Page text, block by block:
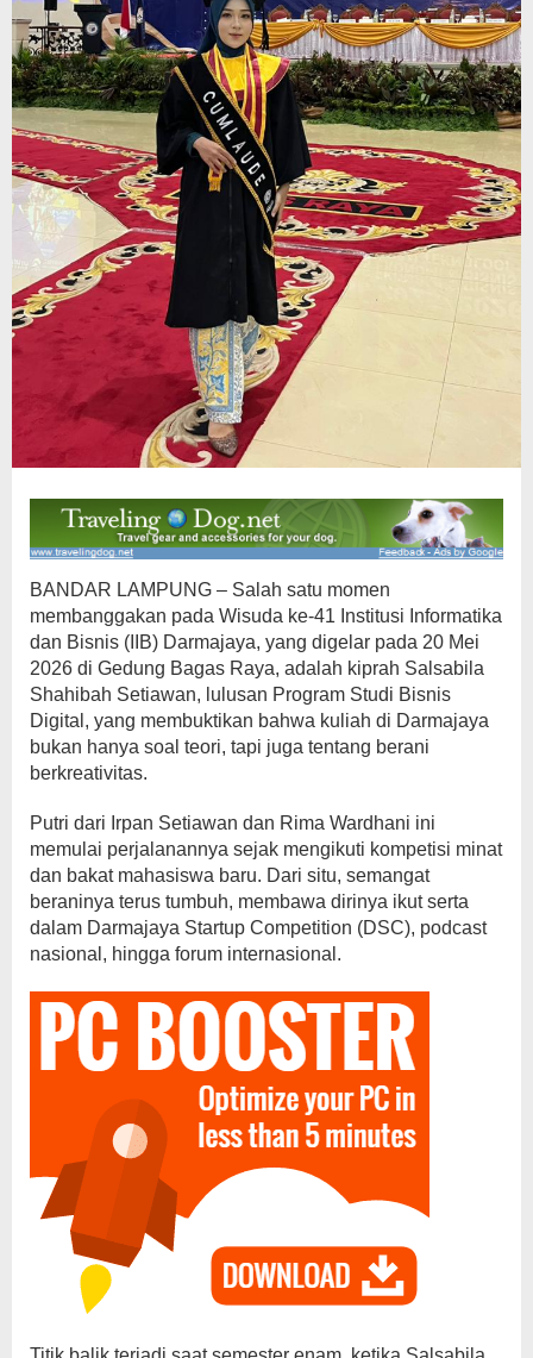
BANDAR LAMPUNG – Salah satu momen
membanggakan pada Wisuda ke-41 Institusi Informatika
dan Bisnis (IIB) Darmajaya, yang digelar pada 20 Mei
2026 di Gedung Bagas Raya, adalah kiprah Salsabila
Shahibah Setiawan, lulusan Program Studi Bisnis
Digital, yang membuktikan bahwa kuliah di Darmajaya
bukan hanya soal teori, tapi juga tentang berani
berkreativitas.
Putri dari Irpan Setiawan dan Rima Wardhani ini
memulai perjalanannya sejak mengikuti kompetisi minat
dan bakat mahasiswa baru. Dari situ, semangat
beraninya terus tumbuh, membawa dirinya ikut serta
dalam Darmajaya Startup Competition (DSC), podcast
nasional, hingga forum internasional.